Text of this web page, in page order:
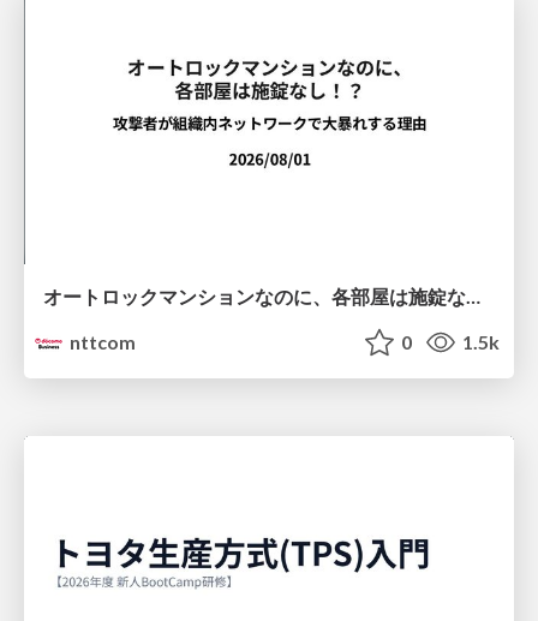
オートロックマンションなのに、各部屋は施錠なし！？ 攻撃者が組織内ネットワークで大暴れする理由 / The Front Door Is Locked, but the Rooms Are Wide Open: Why Attackers Move Freely Inside Enterprise Networks
nttcom
0 1.5k